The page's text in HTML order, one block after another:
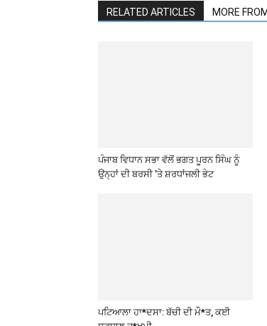
RELATED ARTICLES MORE
ਪੰਜਾਬ ਵਿਧਾਨ ਸਭਾ ਵੱਲੋਂ ਭਗਤ ਪੂਰਨ ਸਿੰਘ ਨੂੰ
ਉਨ੍ਹਾਂ ਦੀ ਬਰਸੀ ’ਤੇ ਸ਼ਰਧਾਂਜਲੀ ਭੇਟ
ਪਟਿਆਲਾ ਹਾ*ਦਸਾ: ਬੱਚੀ ਦੀ ਮੌ*ਤ, ਕਈ